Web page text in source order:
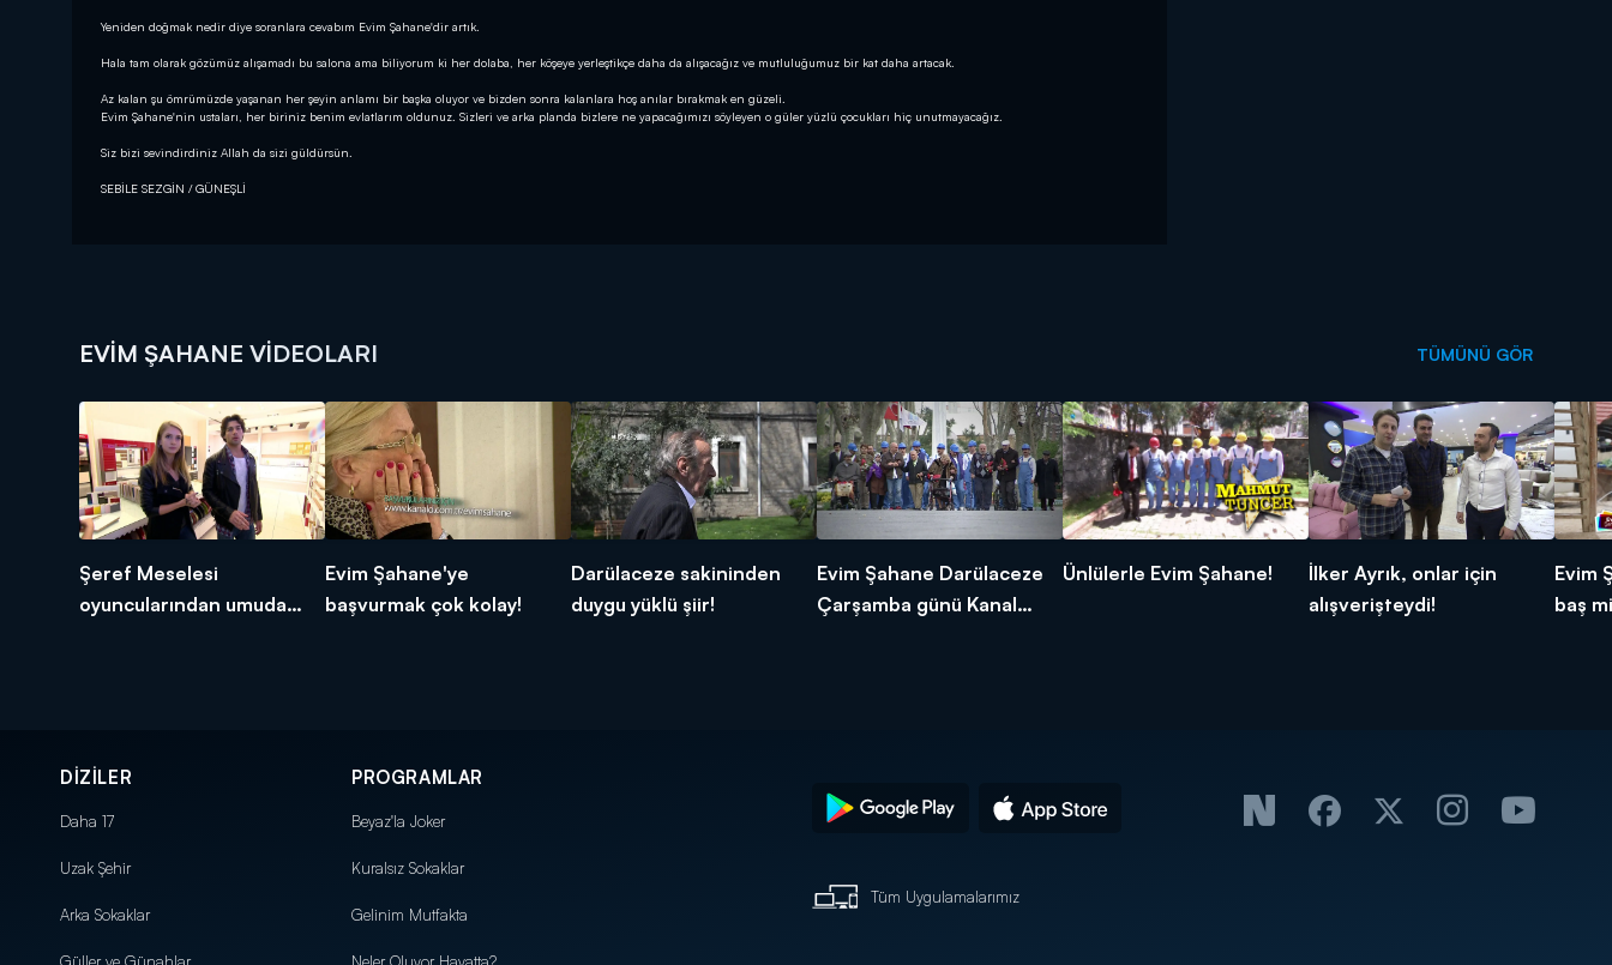
Yeniden doğmak nedir diye soranlara cevabım Evim Şahane'dir artık.
Hala tam olarak gözümüz alışamadı bu salona ama biliyorum ki her dolaba, her köşeye yerleştikçe daha da alışacağız ve mutluluğumuz bir kat daha artacak.
Az kalan şu ömrümüzde yaşanan her şeyin anlamı bir başka oluyor ve bizden sonra kalanlara hoş anılar bırakmak en güzeli.
Evim Şahane'nin ustaları, her biriniz benim evlatlarım oldunuz. Sizleri ve arka planda bizlere ne yapacağımızı söyleyen o güler yüzlü çocukları hiç unutmayacağız.
Siz bizi sevindirdiniz Allah da sizi güldürsün.
SEBİLE SEZGİN / GÜNEŞLİ
EVIM ŞAHANE VIDEOLARI TÜMÜNÜ GÖR
Şeref Meselesi
oyuncularından umuda
Evim Şahane'ye
başvurmak çok kolay!
Darülaceze sakininden
duygu yüklü şiir!
Evim Şahane Darülaceze
Çarşamba günü Kanal
Ünlülerle Evim Şahane!
İlker Ayrık, onlar için
alışverişteydi!
Evim
baş
DİZİLER
Daha 17
Uzak Şehir
Arka Sokaklar
PROGRAMLAR
Beyaz'la Joker
Kuralsız Sokaklar
Gelinim Mutfakta
Tüm Uygulamalarımız